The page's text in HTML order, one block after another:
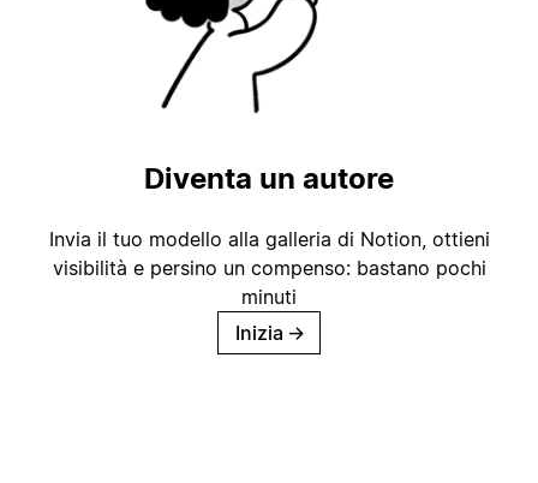
Diventa un autore
Invia il tuo modello alla galleria di Notion, ottieni
visibilità e persino un compenso: bastano pochi
minuti
Inizia →